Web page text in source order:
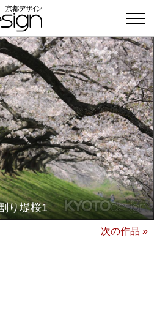
り堤桜1
次の作品 »